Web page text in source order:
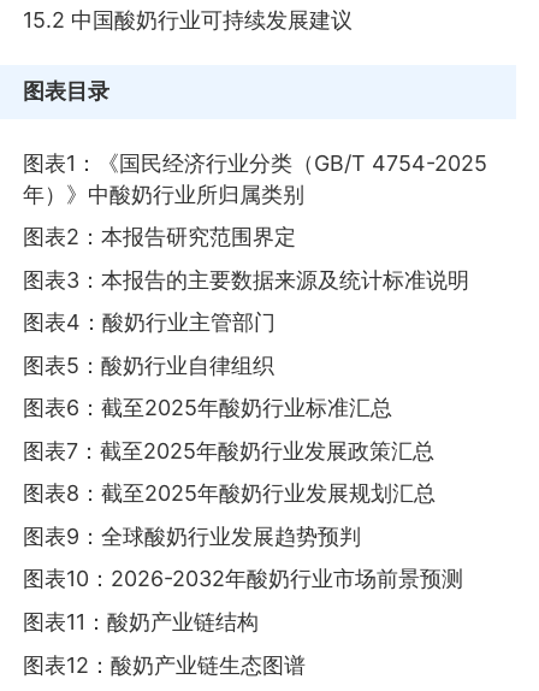
15.2 中国酸奶行业可持续发展建议
图表目录
图表1：《国民经济行业分类（GB/T 4754-2025
年）》中酸奶行业所归属类别
图表2：本报告研究范围界定
图表3：本报告的主要数据来源及统计标准说明
图表4：酸奶行业主管部门
图表5：酸奶行业自律组织
图表6：截至2025年酸奶行业标准汇总
图表7：截至2025年酸奶行业发展政策汇总
图表8：截至2025年酸奶行业发展规划汇总
图表9：全球酸奶行业发展趋势预判
图表10：2026-2032年酸奶行业市场前景预测
图表11：酸奶产业链结构
图表12：酸奶产业链生态图谱